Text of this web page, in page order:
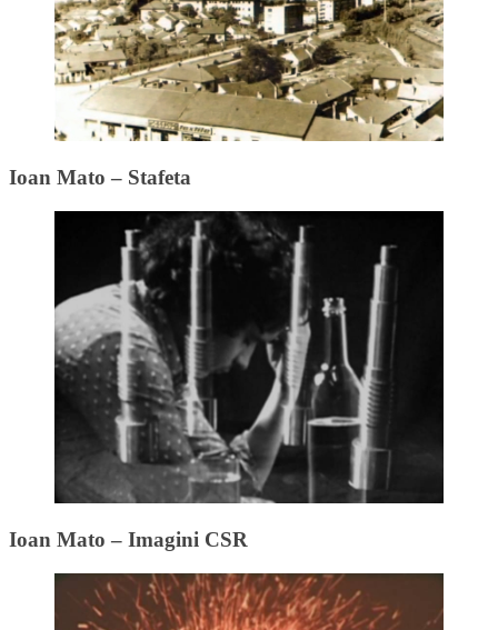
Ioan Mato – Stafeta
Ioan Mato – Imagini CSR